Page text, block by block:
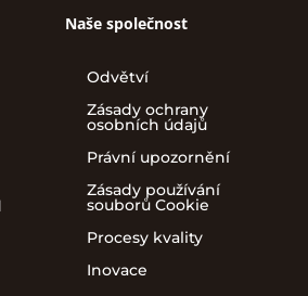
Naše společnost
Odvětví
Zásady ochrany
osobních údajů
Právní upozornění
Zásady používání
souborů Cookie
Procesy kvality
Inovace